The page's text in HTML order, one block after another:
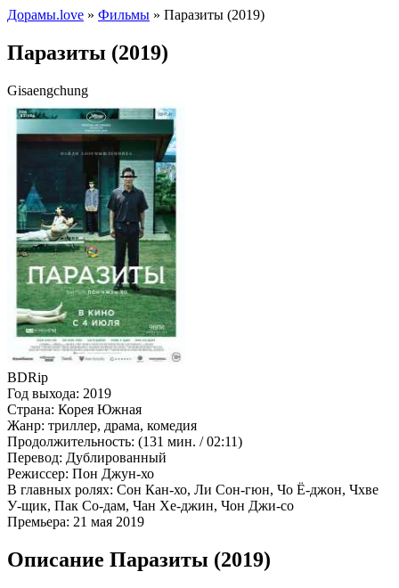
Дорамы.love » Фильмы » Паразиты (2019)
Паразиты (2019)
Gisaengchung
BDRip
Год выхода: 2019
Страна: Корея Южная
Жанр: триллер, драма, комедия
Продолжительность: (131 мин. / 02:11)
Перевод: Дублированный
Режиссер: Пон Джун-хо
В главных ролях: Сон Кан-хо, Ли Сон-гюн, Чо Ё-джон, Чхве
У-щик, Пак Со-дам, Чан Хе-джин, Чон Джи-со
Премьера: 21 мая 2019
Описание Паразиты (2019)